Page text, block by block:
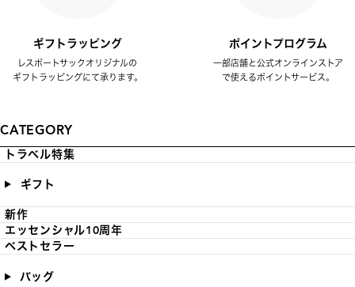
ギフトラッピング
レスポートサックオリジナルの
ギフトラッピングにて承ります。
ポイントプログラム
一部店舗と公式オンラインストア
で使えるポイントサービス。
CATEGORY
トラベル特集
ギフト
新作
エッセンシャル10周年
ベストセラー
バッグ